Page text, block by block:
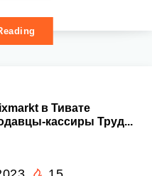
в Тивате
кассиры Труд...